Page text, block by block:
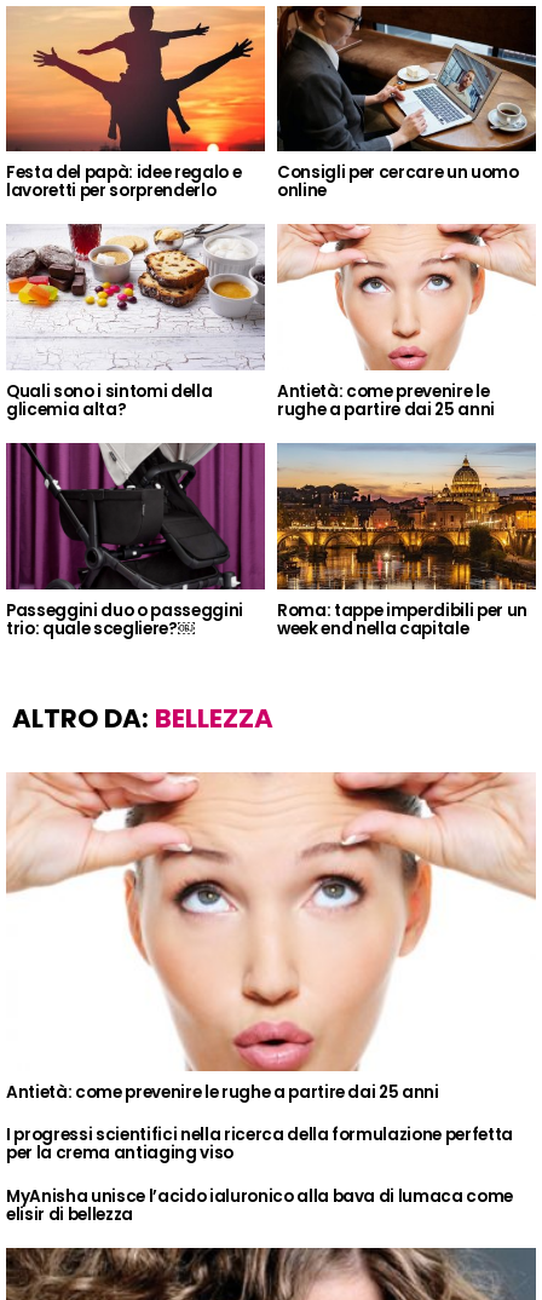
Festa del papà: idee regalo e
lavoretti per sorprenderlo
Consigli per cercare un uomo
online
Quali sono i sintomi della
glicemia alta?
Antietà: come prevenire le
rughe a partire dai 25 anni
Passeggini duo o passeggini
trio: quale scegliere?￼
Roma: tappe imperdibili per un
week end nella capitale
ALTRO DA: BELLEZZA
Antietà: come prevenire le rughe a partire dai 25 anni
I progressi scientifici nella ricerca della formulazione perfetta
per la crema antiaging viso
MyAnisha unisce l’acido ialuronico alla bava di lumaca come
elisir di bellezza